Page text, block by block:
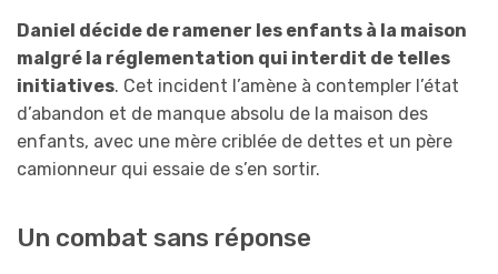
Daniel décide de ramener les enfants à la maison
malgré la réglementation qui interdit de telles
initiatives. Cet incident l’amène à contempler l’état
d’abandon et de manque absolu de la maison des
enfants, avec une mère criblée de dettes et un père
camionneur qui essaie de s’en sortir.
Un combat sans réponse